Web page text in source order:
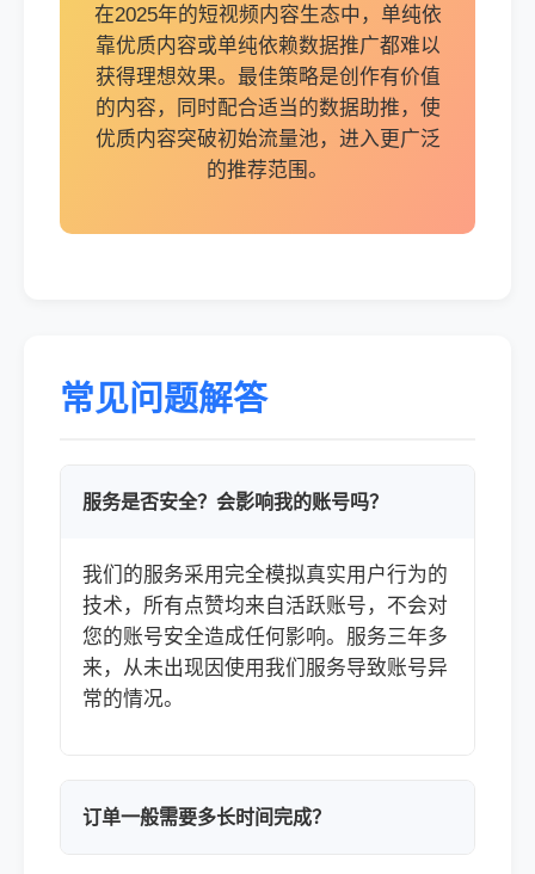
在2025年的短视频内容生态中，单纯依
靠优质内容或单纯依赖数据推广都难以
获得理想效果。最佳策略是创作有价值
的内容，同时配合适当的数据助推，使
优质内容突破初始流量池，进入更广泛
的推荐范围。
常见问题解答
服务是否安全？会影响我的账号吗？
我们的服务采用完全模拟真实用户行为的
技术，所有点赞均来自活跃账号，不会对
您的账号安全造成任何影响。服务三年多
来，从未出现因使用我们服务导致账号异
常的情况。
订单一般需要多长时间完成？